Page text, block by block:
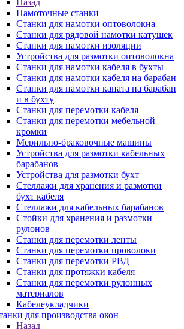
Назад
Намоточные станки
Станки для намотки оптоволокна
Станки для рядовой намотки катушек
Станки для намотки изоляции
Устройства для размотки оптоволокна
Станки для намотки кабеля в бухты
Станки для намотки кабеля на барабан
Станки для намотки каната на барабан
и в бухту
Станки для перемотки кабеля
Станки для перемотки мебельной
кромки
Мерильно-браковочные машины
Устройства для размотки кабельных
барабанов
Устройства для размотки бухт
Стеллажи для хранения и размотки
бухт кабеля
Стеллажи для кабельных барабанов
Стойки для хранения и размотки
рулонов
Станки для перемотки ленты
Станки для перемотки проволоки
Станки для перемотки РВД
Станки для протяжки кабеля
Станки для перемотки рулонных
материалов
Кабелеукладчики
для производства окон
Назад